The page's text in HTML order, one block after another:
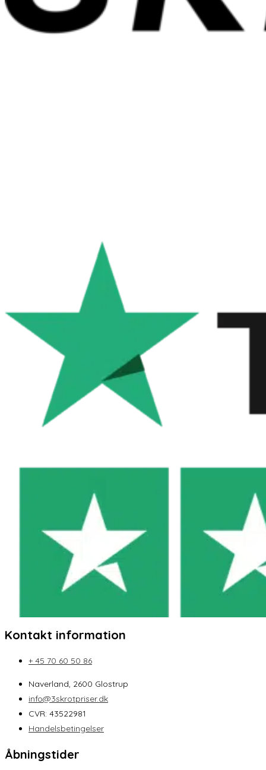
Kontakt information
+ 45 70 60 50 86
Naverland, 2600 Glostrup
info@3skrotpriser.dk
CVR: 43522981
Handelsbetingelser
Åbningstider